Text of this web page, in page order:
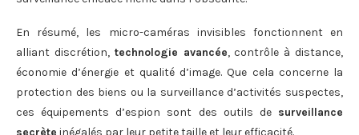
En résumé, les micro-caméras invisibles fonctionnent en
alliant discrétion, technologie avancée, contrôle à distance,
économie d’énergie et qualité d’image. Que cela concerne la
protection des biens ou la surveillance d’activités suspectes,
ces équipements d’espion sont des outils de surveillance
secrète inégalés par leur petite taille et leur efficacité.